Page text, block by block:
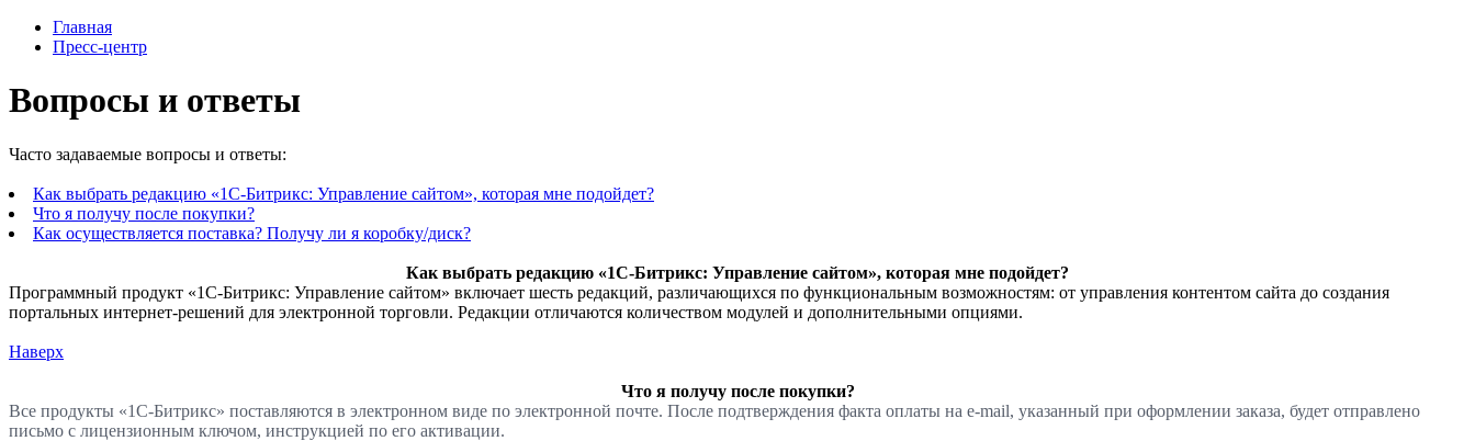
Главная
Пресс-центр
Вопросы и ответы
Часто задаваемые вопросы и ответы:
Как выбрать редакцию «1С-Битрикс: Управление сайтом», которая мне подойдет?
Что я получу после покупки?
Как осуществляется поставка? Получу ли я коробку/диск?
Как выбрать редакцию «1С-Битрикс: Управление сайтом», которая мне подойдет?
Программный продукт «1С-Битрикс: Управление сайтом» включает шесть редакций, различающихся по функциональным возможностям: от управления контентом сайта до создания
портальных интернет-решений для электронной торговли. Редакции отличаются количеством модулей и дополнительными опциями.
Наверх
Что я получу после покупки?
Все продукты «1С-Битрикс» поставляются в электронном виде по электронной почте. После подтверждения факта оплаты на e-mail, указанный при оформлении заказа, будет отправлено
письмо с лицензионным ключом, инструкцией по его активации.